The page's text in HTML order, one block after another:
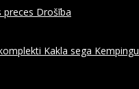
preces Drošība
Kakla sega